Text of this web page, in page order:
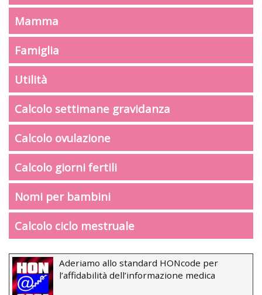
Mamma
Famiglia
Utilità
Calcolo settimane gravidanza
Calcolo ovulazione
Calcolo giorni fertili
Nomi per bambini
Calcolo ciclo mestruale
Aderiamo allo standard HONcode per
l’affidabilità dell’informazione medica